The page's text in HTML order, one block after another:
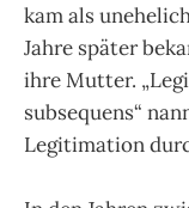
kam als
Jahre später
ihre Mutter.
subsequens“
Legitimation